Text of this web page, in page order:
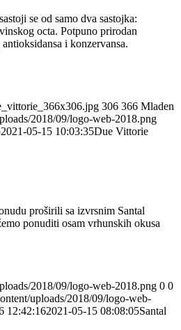
se od samo dva sastojka:
octa. Potpuno prirodan
i konzervansa.
306 366 Mladen
2018/09/logo-web-2018.png
2021-05-15 10:03:35Due Vittorie
proširili sa izvrsnim Santal
ponuditi osam vrhunskih okusa
2018/09/logo-web-2018.png 0 0
uploads/2018/09/logo-web-
12:42:162021-05-15 08:08:05Santal